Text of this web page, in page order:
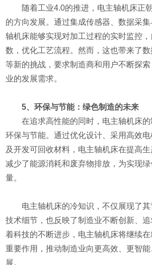
随着工业4.0的推进，电主轴机床正
的方向发展。通过集成传感器、数据采
轴机床能够实现对加工过程的实时监控
数，优化工艺流程。然而，这也带来了
等新的挑战，要求制造商和用户不断探
业的发展需求。
5、环保与节能：绿色制造的未来
在追求高性能的同时，电主轴机床的
环保与节能。通过优化设计、采用高效
及开发可回收材料，电主轴机床在提高
减少了能源消耗和废弃物排放，为实现
量。
电主轴机床的冷知识，不仅展现了其
技术细节，也反映了制造业不断创新、
着科技的不断进步，电主轴机床将继续
重要作用，推动制造业向更高效、更智
展。